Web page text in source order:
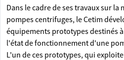
Dans le cadre de ses travaux sur
pompes centrifuges, le Cetim
équipements prototypes destinés
l'état de fonctionnement d'une
L'un de ces prototypes, qui